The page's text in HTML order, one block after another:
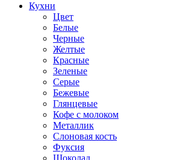
Кухни
Цвет
Белые
Черные
Желтые
Красные
Зеленые
Серые
Бежевые
Глянцевые
Кофе с молоком
Металлик
Слоновая кость
Фуксия
Шоколад